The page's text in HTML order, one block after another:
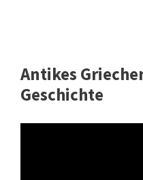
Antikes
Geschichte